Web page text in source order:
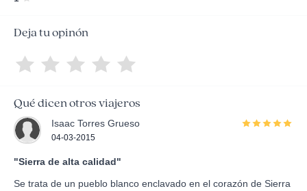
Deja tu opinón
Qué dicen otros viajeros
Isaac Torres Grueso
04-03-2015
"Sierra de alta calidad"
Se trata de un pueblo blanco enclavado en el corazón de Sierra